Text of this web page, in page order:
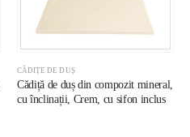
CĂDIȚE DE DUȘ
Cădiță de duș din compozit mineral,
cu înclinații, Crem, cu sifon inclus